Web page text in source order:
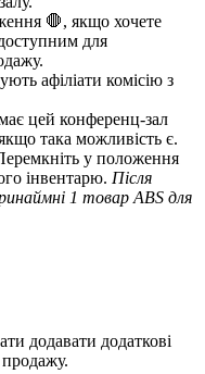
🛑, якщо хочете
для
афіліати комісію з
цей конференц-зал
така можливість є.
у положення
інвентарю. Після
1 товар ABS для
додавати додаткові